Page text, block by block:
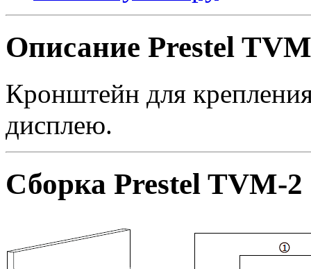
Описание Prestel
Кронштейн для
дисплею.
Сборка Prestel TVM-2